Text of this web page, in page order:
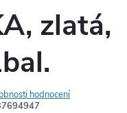
zlatá,
hodnocení